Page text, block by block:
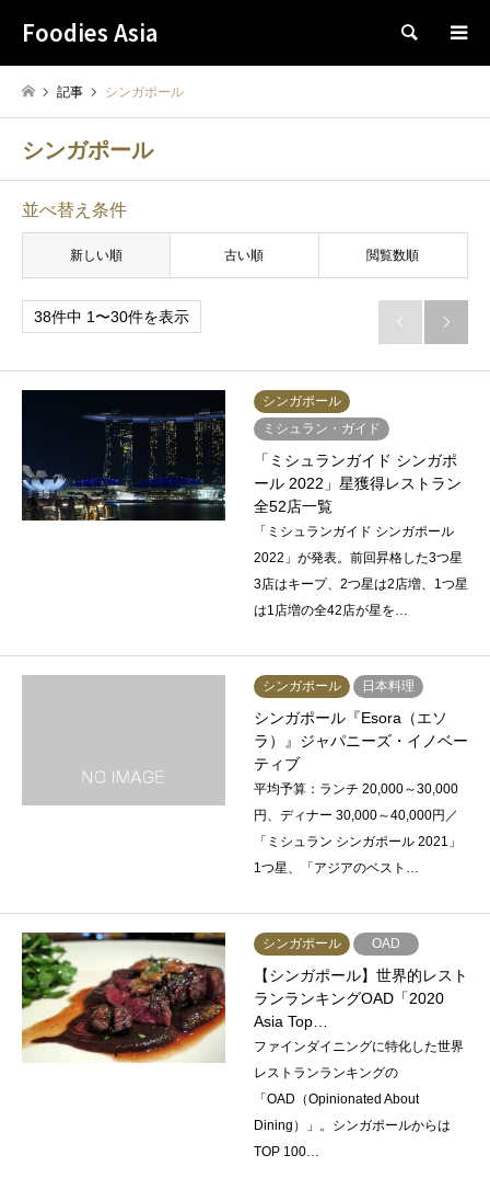
Foodies Asia 検索
記事 シンガポール
シンガポール
並べ替え条件
新しい順 古い順 閲覧数順
38件中 1〜30件を表示  
シンガポール
ミシュラン・ガイド
「ミシュランガイド シンガポ
ール 2022」星獲得レストラン
全52店一覧
「ミシュランガイド シンガポール
2022」が発表。前回昇格した3つ星
3店はキープ、2つ星は2店増、1つ星
は1店増の全42店が星を…
シンガポール 日本料理
シンガポール『Esora（エソ
ラ）』ジャパニーズ・イノベー
ティブ
平均予算：ランチ 20,000～30,000
円、ディナー 30,000～40,000円／
「ミシュラン シンガポール 2021」
1つ星、「アジアのベスト…
シンガポール OAD
【シンガポール】世界的レスト
ランランキングOAD「2020
Asia Top…
ファインダイニングに特化した世界
レストランランキングの
「OAD（Opinionated About
Dining）」。シンガポールからは
TOP 100…